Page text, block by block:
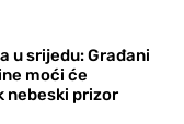
u srijedu: Građani
moći će
nebeski prizor